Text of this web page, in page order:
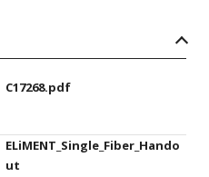
C17268.pdf
ELiMENT_Single_Fiber_Hando
ut